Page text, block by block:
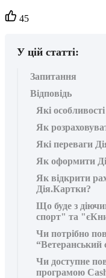
Кількість
вподобайок:
45
У цій статті:
Запитання
Відповідь
Які
Як
Які переваги
Як оформити
Як відкрити
Дія.Картки?
Що буде з
спорт" та
Чи потрібно
“Ветеранський
Чи доступне
програмою